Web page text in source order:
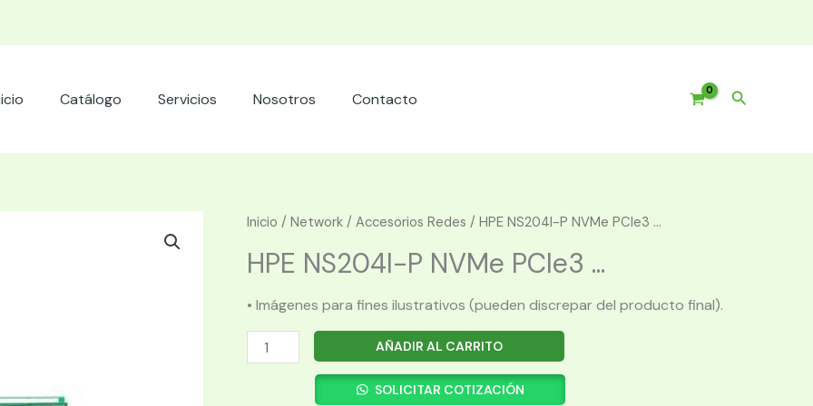
Catálogo Servicios Nosotros Contacto Buscar
Inicio / Network / Accesorios Redes / HPE NS204I-P NVMe PCIe3 ...
HPE NS204I-P NVMe PCIe3 ...
• Imágenes para fines ilustrativos (pueden discrepar del producto final).
HPE
NS204I-
AÑADIR AL CARRITO
SOLICITAR COTIZACIÓN